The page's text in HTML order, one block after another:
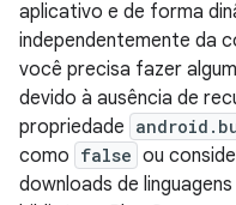
aplicativo e de forma
independentemente da
você precisa fazer
devido à ausência de
propriedade
como false ou
downloads de